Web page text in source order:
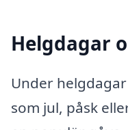
Helgdagar
Under
som jul, påsk